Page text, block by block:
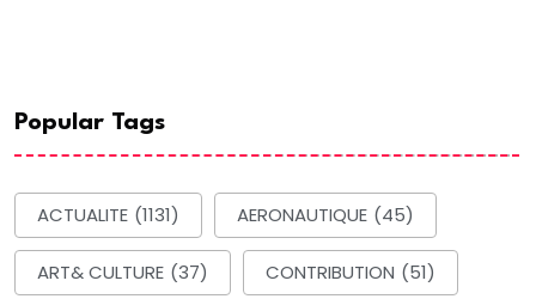
Popular Tags
ACTUALITE (1131) AERONAUTIQUE (45)
ART& CULTURE (37) CONTRIBUTION (51)